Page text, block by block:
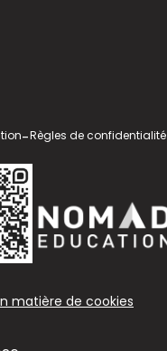
-Règles de confidentialité
matière de cookies